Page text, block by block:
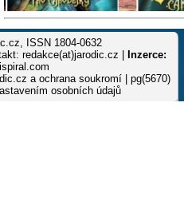
ISSN 1804-0632
redakce(at)jarodic.cz |
Inzerce:
a ochrana soukromí | pg(5670)
osobních údajů